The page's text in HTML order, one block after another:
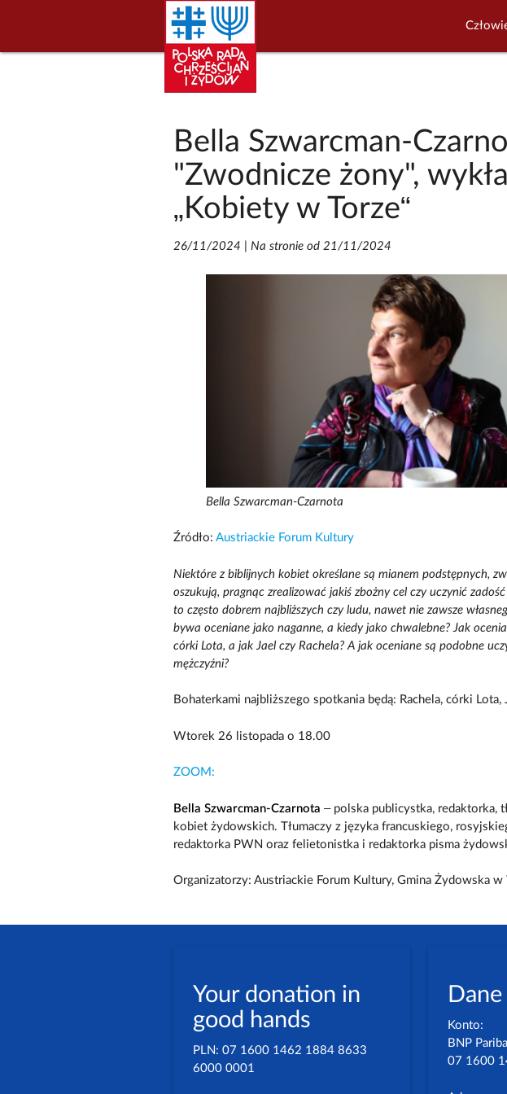
Bella Szwarcman-
"Zwodnicze żony",
„Kobiety w Torze“
26/11/2024 Na stronie od 21/11/2024
Bella Szwarcman-Czarnota
Źródło: Austriackie Forum Kultury
Niektóre z biblijnych kobiet określane są mianem podstępnych,
oszukują, pragnąc zrealizować jakiś zbożny cel czy uczynić
to często dobrem najbliższych czy ludu, nawet nie zawsze
bywa oceniane jako naganne, a kiedy jako chwalebne? Jak
córki Lota, a jak Jael czy Rachela? A jak oceniane są podobne
mężczyźni?
Bohaterkami najbliższego spotkania będą: Rachela, córki Lota,
Wtorek 26 listopada o 18.00
ZOOM:
Bella Szwarcman-Czarnota – polska publicystka, redaktorka,
kobiet żydowskich. Tłumaczy z języka francuskiego,
redaktorka PWN oraz felietonistka i redaktorka pisma
Organizatorzy: Austriackie Forum Kultury, Gmina Żydowska w
Konto:
BNP
07 1600
Your donation in
good hands
PLN: 07 1600 1462 1884 8633
6000 0001